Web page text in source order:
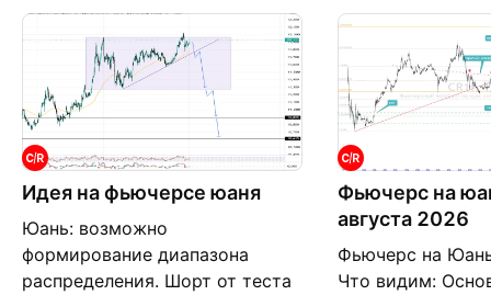
Идея на фьючерсе юаня
Юань: возможно
формирование диапазона
распределения. Шорт от теста
Фьючерс на
августа 2026
Фьючерс на
Что видим: